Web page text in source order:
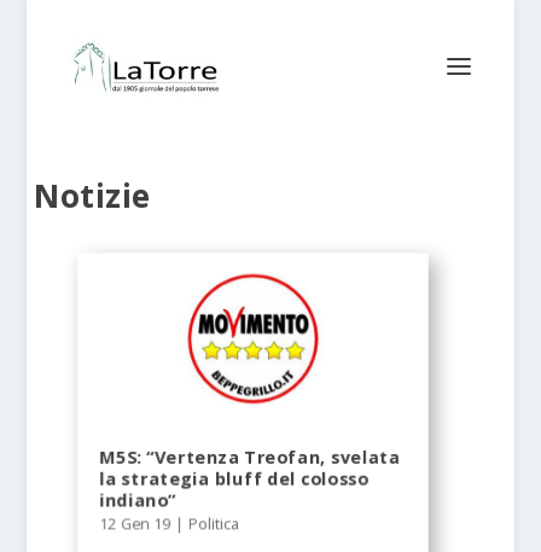
Notizie
M5S: “Vertenza Treofan, svelata
la strategia bluff del colosso
indiano”
12 Gen 19 | Politica